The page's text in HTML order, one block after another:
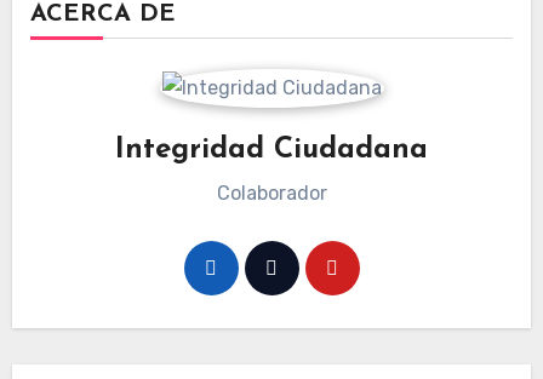
ACERCA DE
Integridad Ciudadana
Colaborador